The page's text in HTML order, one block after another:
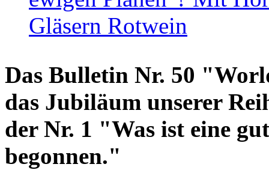
Gläsern Rotwein
Das Bulletin Nr. 50
das Jubiläum unserer
der Nr. 1 "Was ist eine
begonnen."